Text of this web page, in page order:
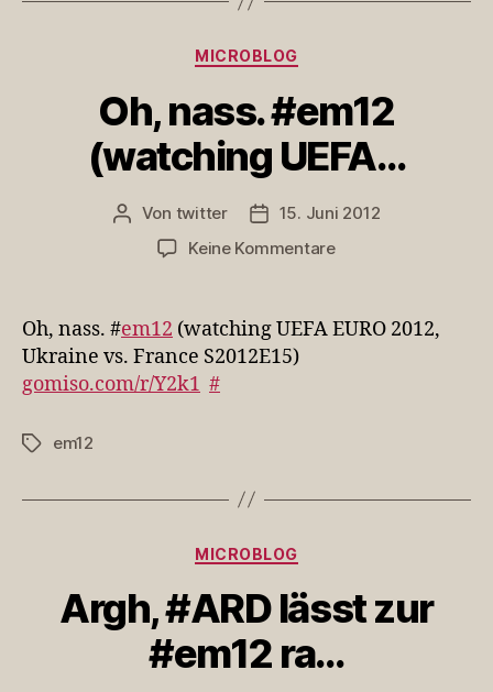
Kategorien
MICROBLOG
Oh, nass. #em12
(watching UEFA…
Beitragsautor
Von twitter Veröffentlichungsdatum
15. Juni 2012
Keine Kommentarezu
#em12
Oh, nass. #em12 (watching UEFA EURO 2012,
Ukraine vs. France S2012E15)
gomiso.com/r/Y2k1 #
Schlagwörter
em12
Kategorien
MICROBLOG
Argh, #ARD lässt zur
#em12 ra…